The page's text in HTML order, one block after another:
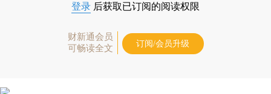
登录 后获取已订阅的阅读权限
财新通会员
可畅读全文
订阅/会员升级